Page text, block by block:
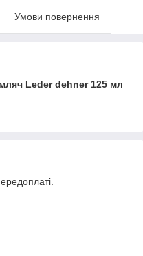
Умови повернення
Leder dehner 125 мл